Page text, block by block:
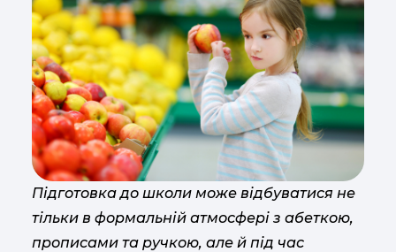
Підготовка до школи може відбуватися не
тільки в формальній атмосфері з абеткою,
прописами та ручкою, але й під час